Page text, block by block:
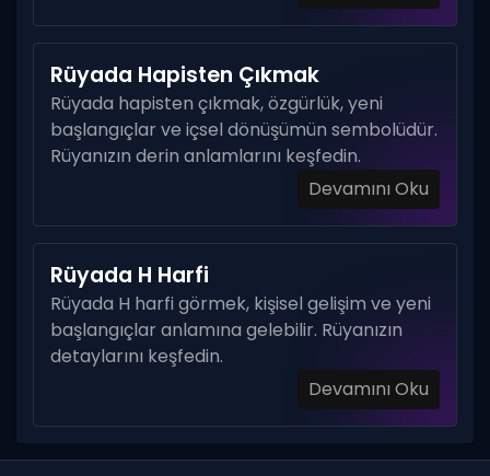
Rüyada Hapisten Çıkmak
Rüyada hapisten çıkmak, özgürlük, yeni
başlangıçlar ve içsel dönüşümün sembolüdür.
Rüyanızın derin anlamlarını keşfedin.
Devamını Oku
Rüyada H Harfi
Rüyada H harfi görmek, kişisel gelişim ve yeni
başlangıçlar anlamına gelebilir. Rüyanızın
detaylarını keşfedin.
Devamını Oku